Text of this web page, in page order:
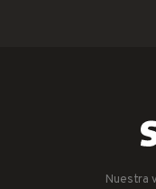
Nuestra